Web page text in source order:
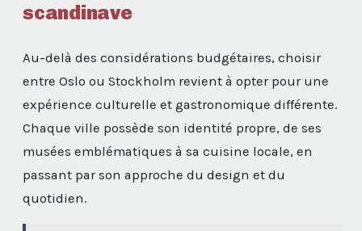
scandinave
Au-delà des considérations budgétaires, choisir
entre Oslo ou Stockholm revient à opter pour une
expérience culturelle et gastronomique différente.
Chaque ville possède son identité propre, de ses
musées emblématiques à sa cuisine locale, en
passant par son approche du design et du
quotidien.